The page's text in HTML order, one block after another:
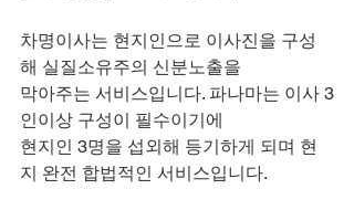
차명이사는 현지인으로 이사진을 구성
해 실질소유주의 신분노출을
막아주는 서비스입니다. 파나마는 이사 3
인이상 구성이 필수이기에
현지인 3명을 섭외해 등기하게 되며 현
지 완전 합법적인 서비스입니다.